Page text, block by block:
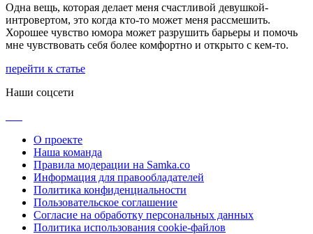
Одна вещь, которая делает меня счастливой девушкой-
интровертом, это когда кто-то может меня рассмешить.
Хорошее чувство юмора может разрушить барьеры и помочь
мне чувствовать себя более комфортно и открыто с кем-то.
перейти к статье
Наши соцсети
О проекте
Наша команда
Правила модерации на Samka.co
Информация для правообладателей
Политика конфиденциальности
Пользовательское соглашение
Согласие на обработку персональных данных
Политика использования cookie-файлов